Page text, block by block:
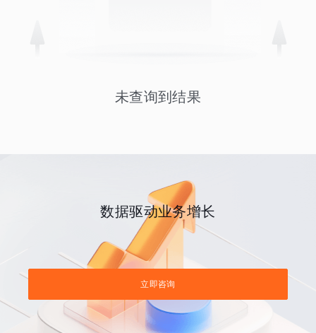
未查询到结果
数据驱动业务增长
立即咨询